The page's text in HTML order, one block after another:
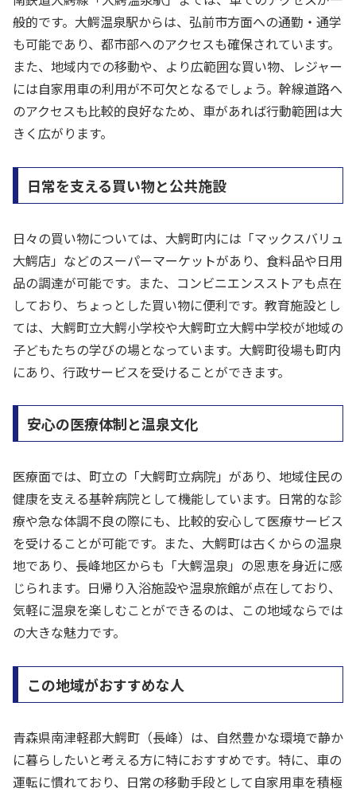
般的です。大鰐温泉駅からは、弘前市方面への通勤・通学
も可能であり、都市部へのアクセスも確保されています。
また、地域内での移動や、より広範囲な買い物、レジャー
には自家用車の利用が不可欠となるでしょう。幹線道路へ
のアクセスも比較的良好なため、車があれば行動範囲は大
きく広がります。
日常を支える買い物と公共施設
日々の買い物については、大鰐町内には「マックスバリュ
大鰐店」などのスーパーマーケットがあり、食料品や日用
品の調達が可能です。また、コンビニエンスストアも点在
しており、ちょっとした買い物に便利です。教育施設とし
ては、大鰐町立大鰐小学校や大鰐町立大鰐中学校が地域の
子どもたちの学びの場となっています。大鰐町役場も町内
にあり、行政サービスを受けることができます。
安心の医療体制と温泉文化
医療面では、町立の「大鰐町立病院」があり、地域住民の
健康を支える基幹病院として機能しています。日常的な診
療や急な体調不良の際にも、比較的安心して医療サービス
を受けることが可能です。また、大鰐町は古くからの温泉
地であり、長峰地区からも「大鰐温泉」の恩恵を身近に感
じられます。日帰り入浴施設や温泉旅館が点在しており、
気軽に温泉を楽しむことができるのは、この地域ならでは
の大きな魅力です。
この地域がおすすめな人
青森県南津軽郡大鰐町（長峰）は、自然豊かな環境で静か
に暮らしたいと考える方に特におすすめです。特に、車の
運転に慣れており、日常の移動手段として自家用車を積極